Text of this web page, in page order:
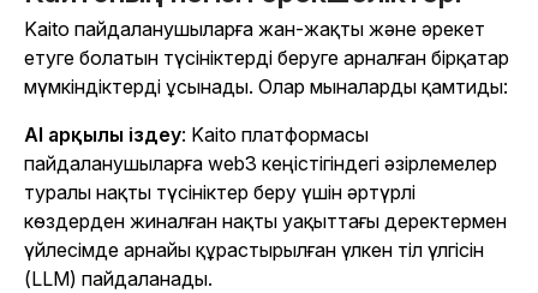
Kaito пайдаланушыларға жан-жақты және әрекет
етуге болатын түсініктерді беруге арналған бірқатар
мүмкіндіктерді ұсынады. Олар мыналарды қамтиды:
AI арқылы іздеу: Kaito платформасы
пайдаланушыларға web3 кеңістігіндегі әзірлемелер
туралы нақты түсініктер беру үшін әртүрлі
көздерден жиналған нақты уақыттағы деректермен
үйлесімде арнайы құрастырылған үлкен тіл үлгісін
(LLM) пайдаланады.